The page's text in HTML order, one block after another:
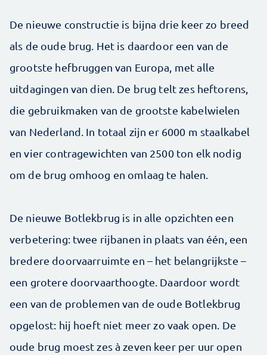
De nieuwe constructie is bijna drie keer zo breed
als de oude brug. Het is daardoor een van de
grootste hefbruggen van Europa, met alle
uitdagingen van dien. De brug telt zes heftorens,
die gebruikmaken van de grootste kabelwielen
van Nederland. In totaal zijn er 6000 m staalkabel
en vier contragewichten van 2500 ton elk nodig
om de brug omhoog en omlaag te halen.
De nieuwe Botlekbrug is in alle opzichten een
verbetering: twee rijbanen in plaats van één, een
bredere doorvaarruimte en – het belangrijkste –
een grotere doorvaarthoogte. Daardoor wordt
een van de problemen van de oude Botlekbrug
opgelost: hij hoeft niet meer zo vaak open. De
oude brug moest zes à zeven keer per uur open